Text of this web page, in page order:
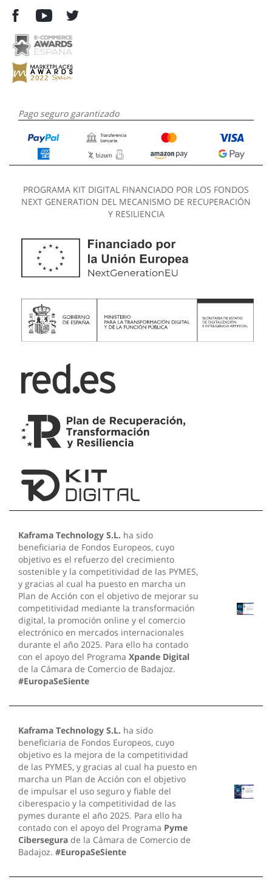
Pago seguro garantizado
PROGRAMA KIT DIGITAL FINANCIADO POR LOS FONDOS
NEXT GENERATION DEL MECANISMO DE RECUPERACIÓN
Y RESILIENCIA
Kaframa Technology S.L. ha sido
beneficiaria de Fondos Europeos, cuyo
objetivo es el refuerzo del crecimiento
sostenible y la competitividad de las PYMES,
y gracias al cual ha puesto en marcha un
Plan de Acción con el objetivo de mejorar su
competitividad mediante la transformación
digital, la promoción online y el comercio
electrónico en mercados internacionales
durante el año 2025. Para ello ha contado
con el apoyo del Programa Xpande Digital
de la Cámara de Comercio de Badajoz.
#EuropaSeSiente
Kaframa Technology S.L. ha sido
beneficiaria de Fondos Europeos, cuyo
objetivo es la mejora de la competitividad
de las PYMES, y gracias al cual ha puesto en
marcha un Plan de Acción con el objetivo
de impulsar el uso seguro y fiable del
ciberespacio y la competitividad de las
pymes durante el año 2025. Para ello ha
contado con el apoyo del Programa Pyme
Cibersegura de la Cámara de Comercio de
Badajoz. #EuropaSeSiente